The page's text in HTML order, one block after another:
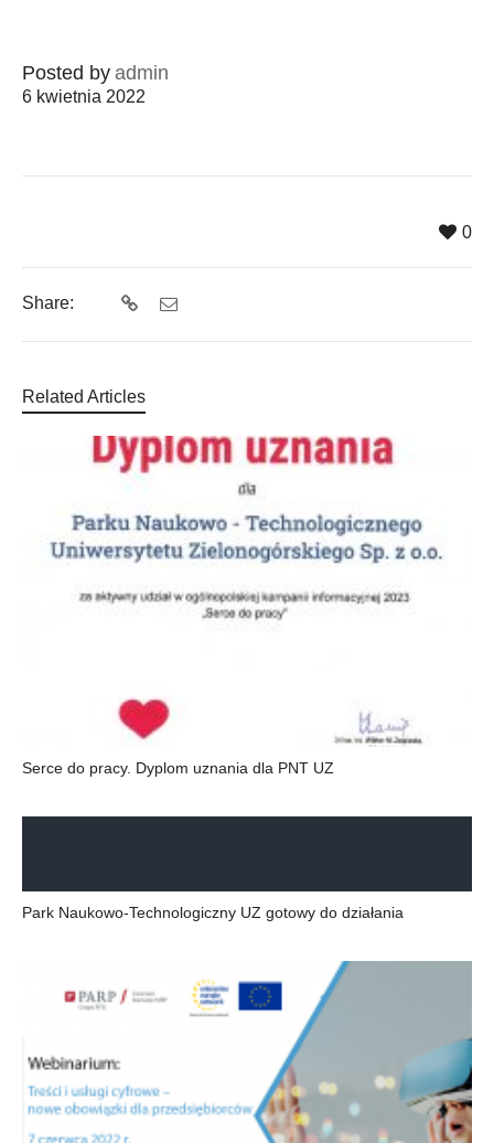
Posted by admin
6 kwietnia 2022
0
Share:
Related Articles
Serce do pracy. Dyplom uznania dla PNT UZ
Park Naukowo-Technologiczny UZ gotowy do działania